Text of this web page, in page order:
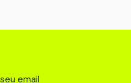
email